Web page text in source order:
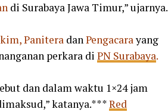
di Surabaya Jawa Timur,” ujarnya.
Panitera danPengacarayang
perkara di PN Surabaya.
dan dalam waktu 1×24 jam
katanya.***Red